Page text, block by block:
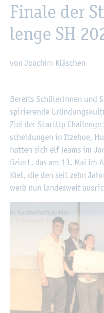
Fi­na­le der
len­ge SH
von Joa­chim Kläschen
Be­reits Schü­le­rin­nen und
spi­rie­ren­de
Ziel der Start­Up Chal­len­ge
schei­dun­gen in It­ze­hoe,
hat­ten sich elf Teams im
fi­ziert, das am 13. Mai im
Kiel, die den seit zehn
werb nun lan­des­weit